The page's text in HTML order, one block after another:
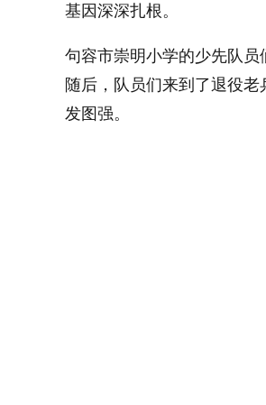
基因深深扎根。
句容市崇明小学的少先队员
随后，队员们来到了退役
发图强。